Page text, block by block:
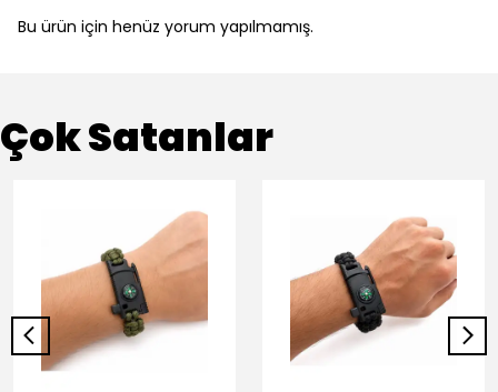
Bu ürün için henüz yorum yapılmamış.
Çok Satanlar